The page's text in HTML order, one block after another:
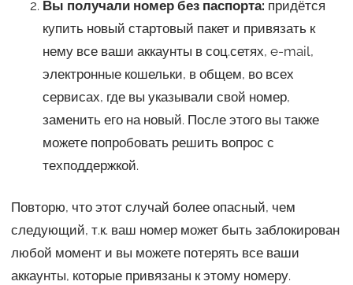
Вы получали номер без паспорта: придётся
купить новый стартовый пакет и привязать к
нему все ваши аккаунты в соц.сетях, e-mail,
электронные кошельки, в общем, во всех
сервисах, где вы указывали свой номер,
заменить его на новый. После этого вы также
можете попробовать решить вопрос с
техподдержкой.
Повторю, что этот случай более опасный, чем
следующий, т.к. ваш номер может быть заблокирован
любой момент и вы можете потерять все ваши
аккаунты, которые привязаны к этому номеру.